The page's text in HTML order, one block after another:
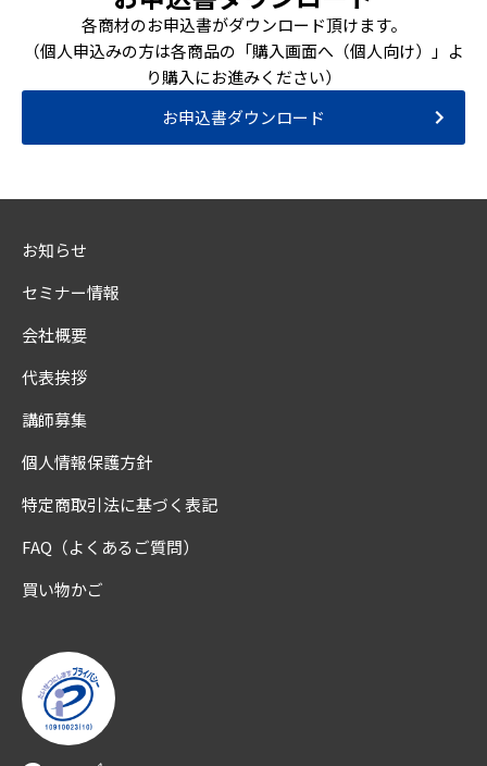
各商材のお申込書がダウンロード頂けます。
（個人申込みの方は各商品の「購入画面へ（個人向け）」よ
り購入にお進みください）
お申込書ダウンロード
お知らせ
セミナー情報
会社概要
代表挨拶
講師募集
個人情報保護方針
特定商取引法に基づく表記
FAQ（よくあるご質問）
買い物かご